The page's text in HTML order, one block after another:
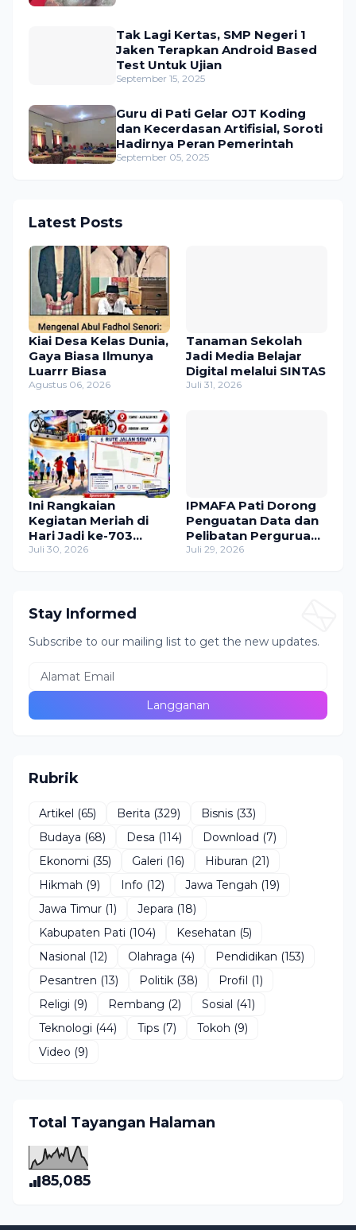
Tak Lagi Kertas, SMP Negeri 1
Jaken Terapkan Android Based
Test Untuk Ujian
September 15, 2025
Guru di Pati Gelar OJT Koding
dan Kecerdasan Artifisial, Soroti
Hadirnya Peran Pemerintah
September 05, 2025
Latest Posts
Kiai Desa Kelas Dunia,
Gaya Biasa Ilmunya
Luarrr Biasa
Agustus 06, 2026
Tanaman Sekolah
Jadi Media Belajar
Digital melalui SINTAS
Juli 31, 2026
Ini Rangkaian
Kegiatan Meriah di
Hari Jadi ke-703
Kabupaten Pati dan
Juli 30, 2026
IPMAFA Pati Dorong
Penguatan Data dan
Pelibatan Perguruan
Tinggi dalam
Juli 29, 2026
Stay Informed
Subscribe to our mailing list to get the new updates.
Rubrik
Artikel (65) Berita (329) Bisnis (33)
Budaya (68) Desa (114) Download (7)
Ekonomi (35) Galeri (16) Hiburan (21)
Hikmah (9) Info (12) Jawa Tengah (19)
Jawa Timur (1) Jepara (18)
Kabupaten Pati (104) Kesehatan (5)
Nasional (12) Olahraga (4) Pendidikan (153)
Pesantren (13) Politik (38) Profil (1)
Religi (9) Rembang (2) Sosial (41)
Teknologi (44) Tips (7) Tokoh (9)
Video (9)
Total Tayangan Halaman
85,085